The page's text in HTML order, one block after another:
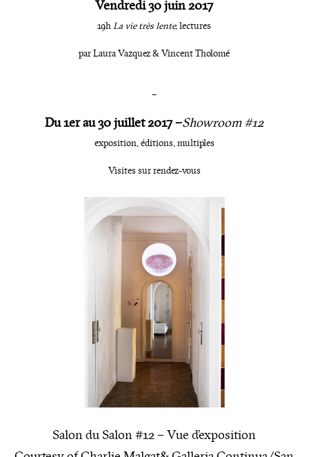
Vendredi 30 juin 2017
19hLa vie très lente,lectures
par Laura Vazquez & Vincent Tholomé
–
Du 1er au 30 juillet 2017 –Showroom #12
exposition, éditions, multiples
Visites sur rendez-vous
Salon du Salon #12 – Vue d’exposition